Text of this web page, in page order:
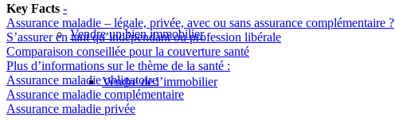
Vendre un bien immobilier
Vendre de l’immobilier
Key Facts -
Assurance maladie – légale, privée, avec ou sans assurance complémentaire ?
S’assurer en tant qu’indépendant ou profession libérale
Comparaison conseillée pour la couverture santé
Plus d’informations sur le thème de la santé :
Assurance maladie obligatoire
Assurance maladie complémentaire
Assurance maladie privée